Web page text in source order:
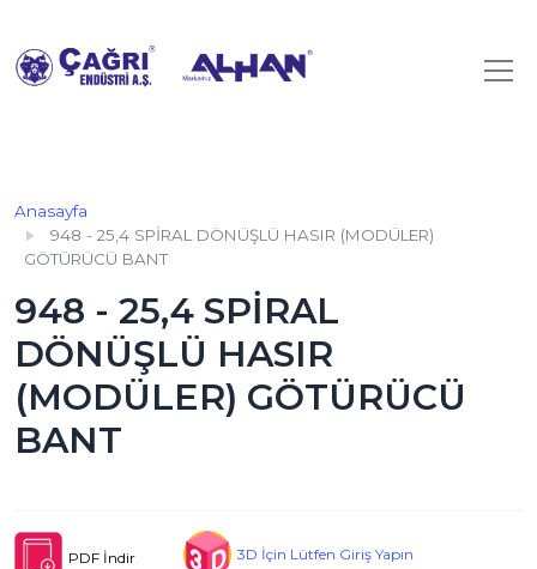
Anasayfa
948 - 25,4 SPİRAL DÖNÜŞLÜ HASIR (MODÜLER)
GÖTÜRÜCÜ BANT
948 - 25,4 SPİRAL
DÖNÜŞLÜ HASIR
(MODÜLER) GÖTÜRÜCÜ
BANT
PDF İndir 3D İçin Lütfen Giriş Yapın